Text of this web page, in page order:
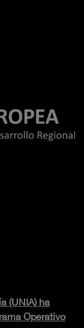
(UNIA) ha
Operativo